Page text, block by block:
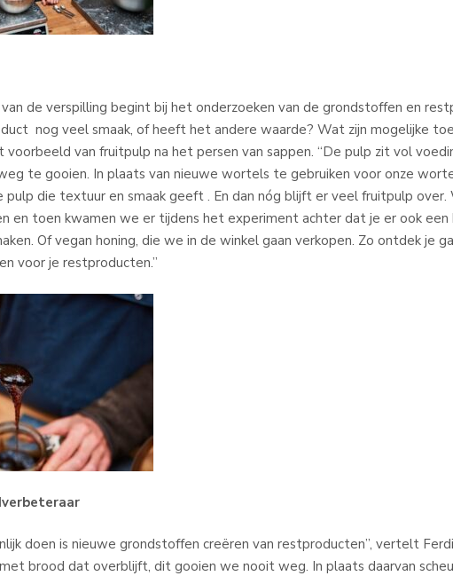
de verspilling begint bij het onderzoeken van de grondstoffen en
nog veel smaak, of heeft het andere waarde? Wat zijn mogelijke
voorbeeld van fruitpulp na het persen van sappen. “De pulp zit vol
te gooien. In plaats van nieuwe wortels te gebruiken voor onze
pulp die textuur en smaak geeft . En dan nóg blijft er veel fruitpulp
en toen kwamen we er tijdens het experiment achter dat je er ook
Of vegan honing, die we in de winkel gaan verkopen. Zo ontdek je
voor je restproducten.”
doen is nieuwe grondstoffen creëren van restproducten”, vertelt
brood dat overblijft, dit gooien we nooit weg. In plaats daarvan